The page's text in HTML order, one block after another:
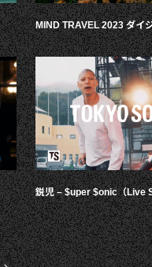
MIND TRAVEL 2023 ダイ
鋭児 – $uper $onic（Live